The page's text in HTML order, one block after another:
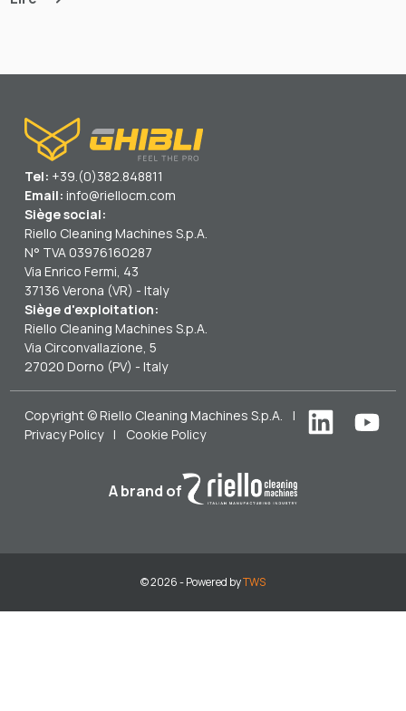
Tel: +39.(0)382.848811
Email:info@riellocm.com
Siège social:
Riello Cleaning Machines S.p.A.
N° TVA 03976160287
Via Enrico Fermi, 43
37136 Verona (VR) - Italy
Siège d'exploitation:
Riello Cleaning Machines S.p.A.
Via Circonvallazione, 5
27020 Dorno (PV) - Italy
Copyright © Riello Cleaning Machines S.p.A.
|
Privacy Policy | Cookie Policy
A brand of
© 2026 - Powered byTWS